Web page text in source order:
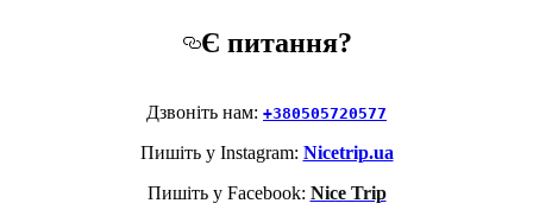
Є питання?
Дзвоніть нам: +380505720577
Пишіть у Instagram: Nicetrip.ua
Пишіть у Facebook: Nice Trip